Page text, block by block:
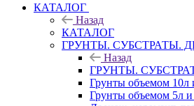
КАТАЛОГ
Назад
КАТАЛОГ
ГРУНТЫ. СУБСТРАТЫ.
Назад
ГРУНТЫ.
Грунты объемом 10л
Грунты объемом 5л и